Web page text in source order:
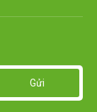
Gửi